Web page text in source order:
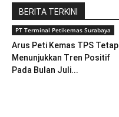
BERITA TERKINI
PT Terminal Petikemas Surabaya
Arus Peti Kemas TPS Tetap
Menunjukkan Tren Positif
Pada Bulan Juli...